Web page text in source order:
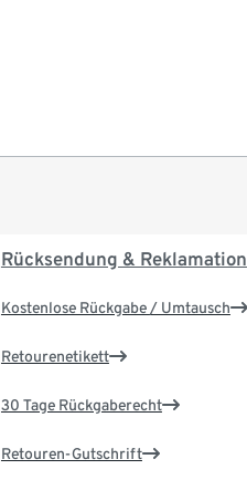
Rücksendung & Reklamation
Kostenlose Rückgabe / Umtausch
Retourenetikett
30 Tage Rückgaberecht
Retouren-Gutschrift